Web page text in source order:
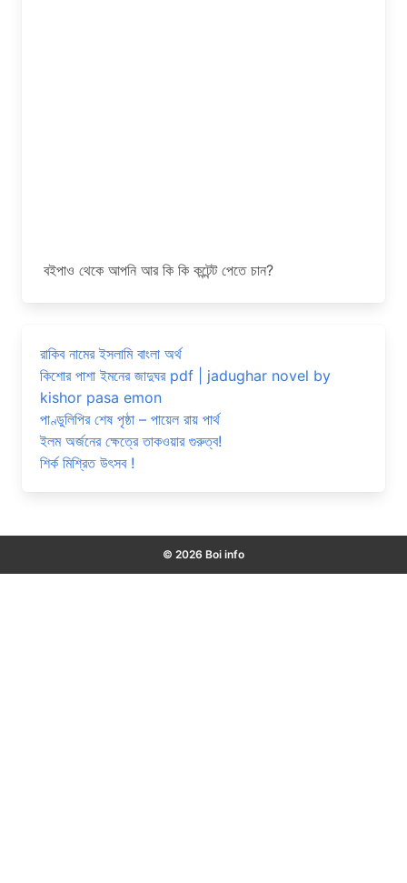
বইপাও থেকে আপনি আর কি কি কন্টেন্ট পেতে চান?
রাকিব নামের ইসলামি বাংলা অর্থ
কিশোর পাশা ইমনের জাদুঘর pdf | jadughar novel by
kishor pasa emon
পাণ্ডুলিপির শেষ পৃষ্ঠা – পায়েল রায় পার্থ
ইলম অর্জনের ক্ষেত্রে তাকওয়ার গুরুত্ব!
শির্ক মিশ্রিত উৎসব !
© 2026 Boi info